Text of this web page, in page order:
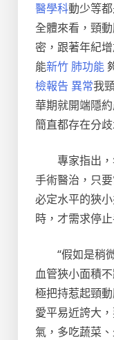
醫學科動少等
全體來看，頸
密，跟著年紀
能新竹 肺功能
檢報告 異常我
華期就開端隱
簡直都存在分
專家指出
手術醫治，只
必定水平的狹
時，才需求停
“假如是稍
血管狹小面積
極把持惹起頸
愛平易近誇大
氣，多吃蔬菜